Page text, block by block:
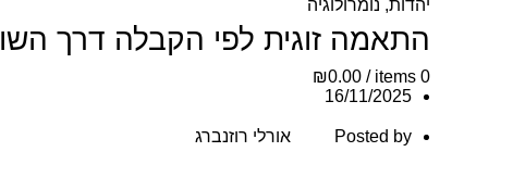
0
items
/
₪0.00
יהדות, נומרולוגיה
התאמה זוגית לפי הקבלה דרך
16/11/2025
Posted by אורלי רוזנברג